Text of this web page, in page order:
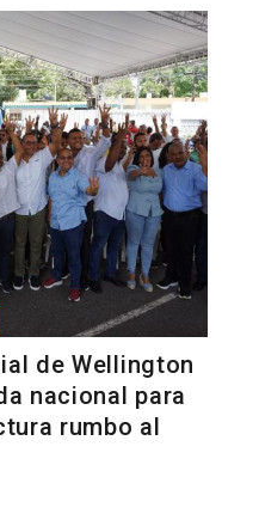
de Wellington
nacional para
rumbo al